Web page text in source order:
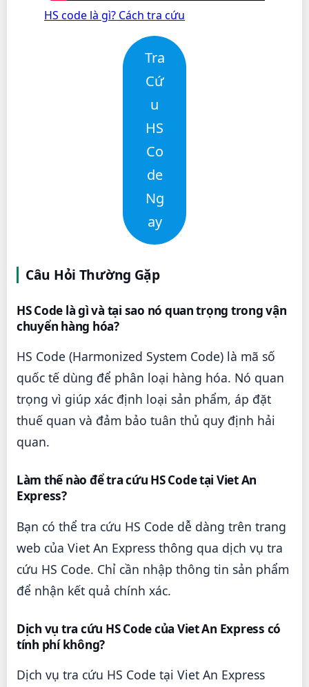
HS code là gì? Cách tra cứu
Tra
Cứ
u
HS
Co
de
Ng
ay
Câu Hỏi Thường Gặp
HS Code là gì và tại sao nó quan trọng trong vận
chuyển hàng hóa?
HS Code (Harmonized System Code) là mã số
quốc tế dùng để phân loại hàng hóa. Nó quan
trọng vì giúp xác định loại sản phẩm, áp đặt
thuế quan và đảm bảo tuân thủ quy định hải
quan.
Làm thế nào để tra cứu HS Code tại Viet An
Express?
Bạn có thể tra cứu HS Code dễ dàng trên trang
web của Viet An Express thông qua dịch vụ tra
cứu HS Code. Chỉ cần nhập thông tin sản phẩm
để nhận kết quả chính xác.
Dịch vụ tra cứu HS Code của Viet An Express có
tính phí không?
Dịch vụ tra cứu HS Code tại Viet An Express